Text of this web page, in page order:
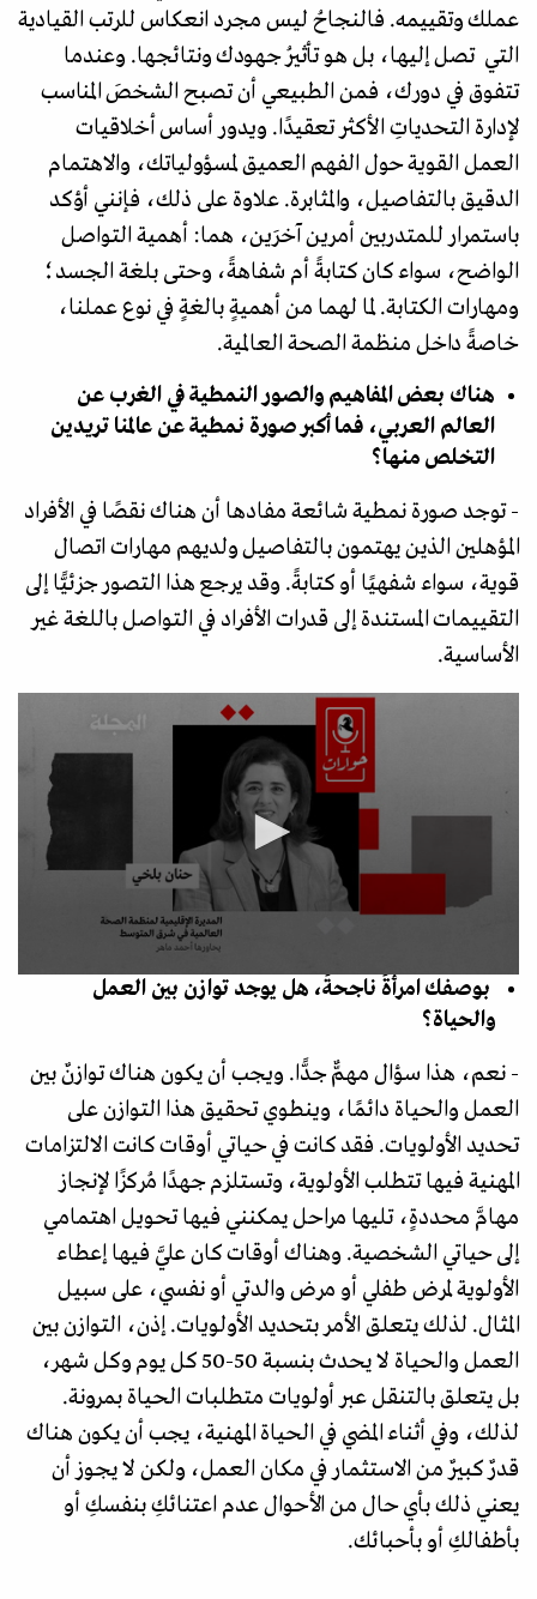
عملك وتقييمه. فالنجاحُ ليس مجرد انعكاس للرتب القيادية
التي تصل إليها، بل هو تأثيرُ جهودك ونتائجها. وعندما
تتفوق في دورك، فمن الطبيعي أن تصبح الشخصَ المناسب
لإدارة التحدياتِ الأكثر تعقيدًا. ويدور أساس أخلاقيات
العمل القوية حول الفهم العميق لمسؤولياتك، والاهتمام
الدقيق بالتفاصيل، والمثابرة. علاوة على ذلك، فإنني أؤكد
باستمرار للمتدربين أمرين آخرَين، هما: أهمية التواصل
الواضح، سواء كان كتابةً أم شفاهةً، وحتى بلغة الجسد؛
ومهارات الكتابة. لما لهما من أهميةٍ بالغةٍ في نوع عملنا،
خاصةً داخل منظمة الصحة العالمية.
هناك بعض المفاهيم والصور النمطية في الغرب عن
العالم العربي، فما أكبر صورة نمطية عن عالمنا تريدين
التخلص منها؟
- توجد صورة نمطية شائعة مفادها أن هناك نقصًا في الأفراد
المؤهلين الذين يهتمون بالتفاصيل ولديهم مهارات اتصال
قوية، سواء شفهيًا أو كتابةً. وقد يرجع هذا التصور جزئيًّا إلى
التقييمات المستندة إلى قدرات الأفراد في التواصل باللغة غير
الأساسية.
بوصفك امرأةً ناجحةً، هل يوجد توازن بين العمل
والحياة؟
- نعم، هذا سؤال مهمٌّ جدًّا. ويجب أن يكون هناك توازنٌ بين
العمل والحياة دائمًا، وينطوي تحقيق هذا التوازن على
تحديد الأولويات. فقد كانت في حياتي أوقات كانت الالتزامات
المهنية فيها تتطلب الأولوية، وتستلزم جهدًا مُركزًا لإنجاز
مهامَّ محددةٍ، تليها مراحل يمكنني فيها تحويل اهتمامي
إلى حياتي الشخصية. وهناك أوقات كان عليَّ فيها إعطاء
الأولوية لمرض طفلي أو مرض والدتي أو نفسي، على سبيل
المثال. لذلك يتعلق الأمر بتحديد الأولويات. إذن، التوازن بين
العمل والحياة لا يحدث بنسبة 50-50 كل يوم وكل شهر،
بل يتعلق بالتنقل عبر أولويات متطلبات الحياة بمرونة.
لذلك، وفي أثناء المضي في الحياة المهنية، يجب أن يكون هناك
قدرٌ كبيرٌ من الاستثمار في مكان العمل، ولكن لا يجوز أن
يعني ذلك بأي حال من الأحوال عدم اعتنائكِ بنفسكِ أو
بأطفالكِ أو بأحبائك.